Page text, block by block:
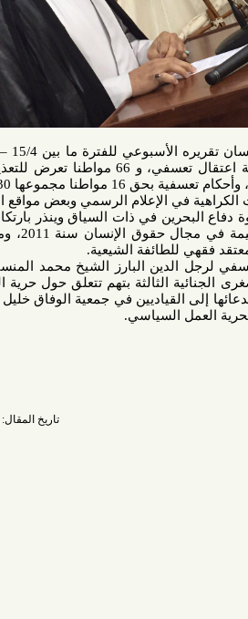
أصدر منتدى
في الإعلام الرسمي وبعض مواقع التواصل
في ذات السياق وينذر بارتكاب
وأن تورط بارتكاب انتهاكات جسيمة
الشيعية.
البارز الشيخ محمد المنسي بتهمة
بتهم تتعلق حول حرية التعبير عن
في جمعية الوفاق خليل المرزوق
السياسي.